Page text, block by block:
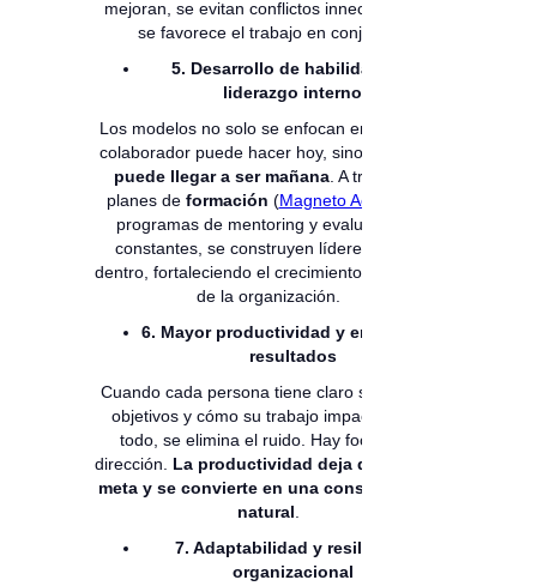
mejoran, se evitan conflictos innecesarios y
se favorece el trabajo en conjunto.
5. Desarrollo de habilidades y
liderazgo interno
Los modelos no solo se enfocan en lo que el
colaborador puede hacer hoy, sino en lo que
puede llegar a ser mañana . A través de
planes de formación (Magneto Academy
programas de mentoring y evaluaciones
constantes, se construyen líderes desde
dentro, fortaleciendo el crecimiento sostenible
de la organización.
6. Mayor productividad y enfoque en
resultados
Cuando cada persona tiene claro su rol, sus
objetivos y cómo su trabajo impacta en el
todo, se elimina el ruido. Hay foco. Hay
dirección. La productividad deja de ser una
meta y se convierte en una consecuencia
natural
7. Adaptabilidad y resiliencia
organizacional